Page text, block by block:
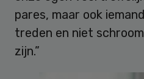
pares, maar ook
treden en niet
zijn.”